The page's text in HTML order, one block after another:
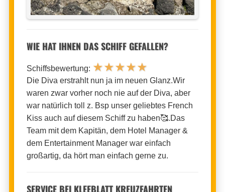
WIE HAT IHNEN DAS SCHIFF GEFALLEN?
Schiffsbewertung: ★★★★★
Die Diva erstrahlt nun ja im neuen Glanz.Wir
waren zwar vorher noch nie auf der Diva, aber
war natürlich toll z. Bsp unser geliebtes French
Kiss auch auf diesem Schiff zu haben🥰.Das
Team mit dem Kapitän, dem Hotel Manager &
dem Entertainment Manager war einfach
großartig, da hört man einfach gerne zu.
SERVICE BEI KLEEBLATT KREUZFAHRTEN